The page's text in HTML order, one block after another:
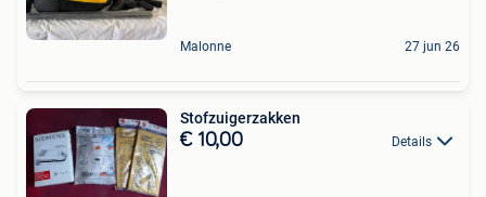
Malonne 27 jun 26
Stofzuigerzakken
€ 10,00 Details